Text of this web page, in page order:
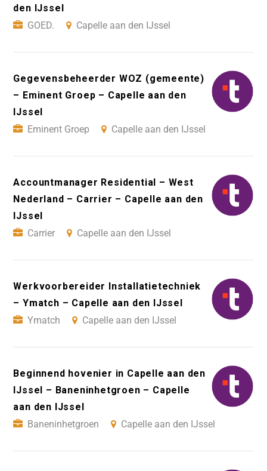
den IJssel
GOED.
Capelle aan den IJssel
Gegevensbeheerder WOZ (gemeente)
– Eminent Groep – Capelle aan den
IJssel
Eminent Groep
Capelle aan den IJssel
Accountmanager Residential – West
Nederland – Carrier – Capelle aan den
IJssel
Carrier
Capelle aan den IJssel
Werkvoorbereider Installatietechniek
– Ymatch – Capelle aan den IJssel
Ymatch
Capelle aan den IJssel
Beginnend hovenier in Capelle aan den
IJssel – Baneninhetgroen – Capelle
aan den IJssel
Baneninhetgroen
Capelle aan den IJssel